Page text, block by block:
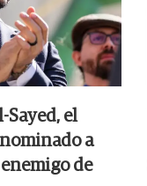
Sayed, el
a
de